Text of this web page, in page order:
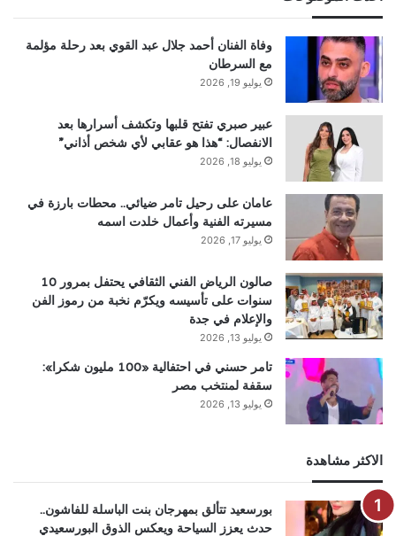
وفاة الفنان أحمد جلال عبد القوي بعد رحلة مؤلمة
مع السرطان
يوليو 19, 2026
عبير صبري تفتح قلبها وتكشف أسرارها بعد
الانفصال: “هذا هو عقابي لأي شخص أذاني”
يوليو 18, 2026
عامان على رحيل تامر ضيائي.. محطات بارزة في
مسيرته الفنية وأعمال خلدت اسمه
يوليو 17, 2026
صالون الرياض الفني الثقافي يحتفل بمرور 10
سنوات على تأسيسه ويكرّم نخبة من رموز الفن
والإعلام في جدة
يوليو 13, 2026
تامر حسني في احتفالية «100 مليون شكرا»:
سقفة لمنتخب مصر
يوليو 13, 2026
الاكثر مشاهدة
بورسعيد تتألق بمهرجان بنت الباسلة للفاشون..
حدث يعزز السياحة ويعكس الذوق البورسعيدي